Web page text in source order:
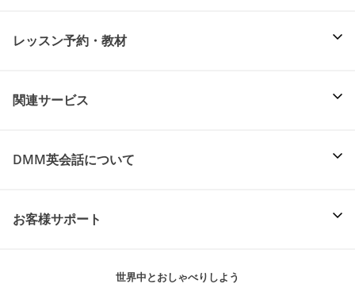
レッスン予約・教材
関連サービス
DMM英会話について
お客様サポート
世界中とおしゃべりしよう